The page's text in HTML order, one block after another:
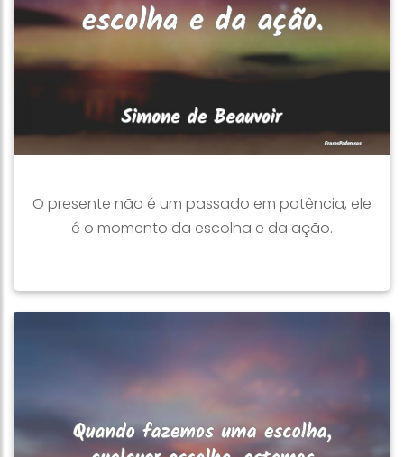
O presente não é um passado em potência, ele
é o momento da escolha e da ação.